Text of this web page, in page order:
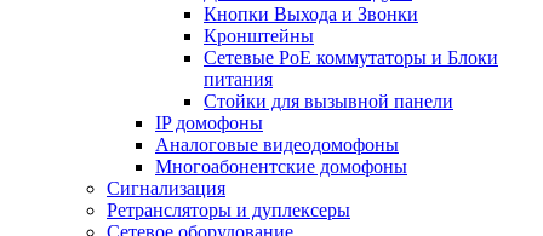
Кнопки Выхода и Звонки
Кронштейны
Сетевые PoE коммутаторы и Блоки
питания
Стойки для вызывной панели
IP домофоны
Аналоговые видеодомофоны
Многоабонентские домофоны
Сигнализация
Ретрансляторы и дуплексеры
Сетевое оборудование